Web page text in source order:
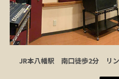
JR本八幡駅 南口徒歩2分 リン